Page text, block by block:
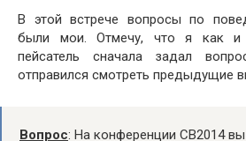
В этой встрече вопросы по
были мои. Отмечу, что я как и
пейсатель сначала задал
отправился смотреть предыдущие
Вопрос: На конференции CB2014